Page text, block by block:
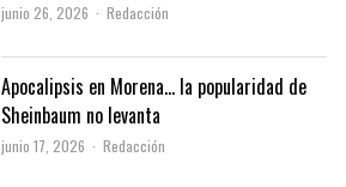
junio 26, 2026 Author
Redacción
Apocalipsis en Morena… la popularidad de
Sheinbaum no levanta
junio 17, 2026 Author
Redacción